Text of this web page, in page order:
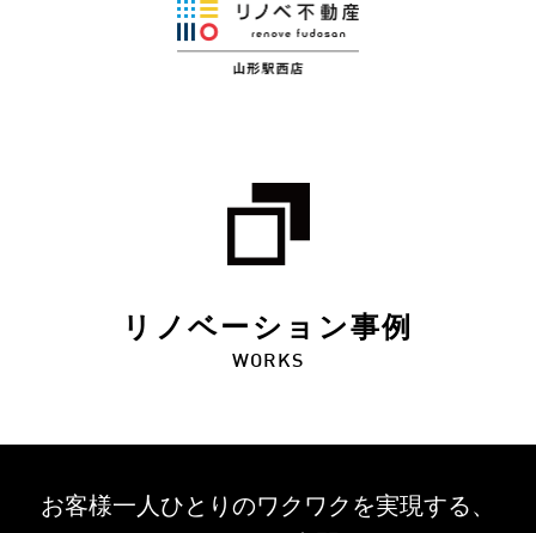
リノベーション事例
WORKS
お客様一人ひとりのワクワクを実現する、